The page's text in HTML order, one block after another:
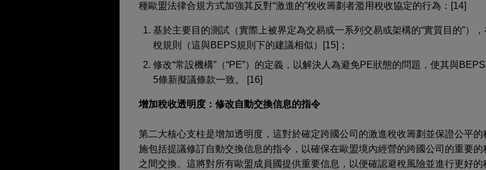
種歐盟法律合規方式加強其反對“激進的”稅收籌劃者濫用稅收協定的行為：[14]
基於主要目的測試（實際上被界定為交易或一系列交易或架構的“實質目的”）
稅規則（這與BEPS規則下的建議相似）[15]；
修改“常設機構”（“PE”）的定義，以解決人為避免PE狀態的問題，使其與
5條新擬議條款一致。 [16]
增加稅收透明度：修改自動交換信息的指令
第二大核心支柱是增加透明度，這對於確定跨國公司的激進稅收籌劃並保證公平
施包括提議修訂自動交換信息的指令，以確保在歐盟境內經營的跨國公司的重要
之間交換。這將對所有歐盟成員國提供重要信息，以便確認避稅風險並進行更好的